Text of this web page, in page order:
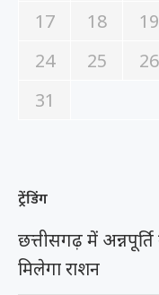
17
18 19
24
25 26
31
ट्रेंडिंग
छत्तीसगढ़ में
मिलेगा राशन